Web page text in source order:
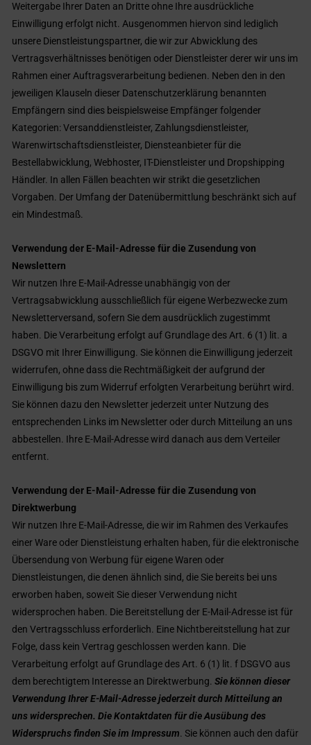
Weitergabe Ihrer Daten an Dritte ohne Ihre ausdrückliche
Einwilligung erfolgt nicht. Ausgenommen hiervon sind lediglich
unsere Dienstleistungspartner, die wir zur Abwicklung des
Vertragsverhältnisses benötigen oder Dienstleister derer wir uns im
Rahmen einer Auftragsverarbeitung bedienen. Neben den in den
jeweiligen Klauseln dieser Datenschutzerklärung benannten
Empfängern sind dies beispielsweise Empfänger folgender
Kategorien: Versanddienstleister, Zahlungsdienstleister,
Warenwirtschaftsdienstleister, Diensteanbieter für die
Bestellabwicklung, Webhoster, IT-Dienstleister und Dropshipping
Händler. In allen Fällen beachten wir strikt die gesetzlichen
Vorgaben. Der Umfang der Datenübermittlung beschränkt sich auf
ein Mindestmaß.
Verwendung der E-Mail-Adresse für die Zusendung von
Newslettern
Wir nutzen Ihre E-Mail-Adresse unabhängig von der
Vertragsabwicklung ausschließlich für eigene Werbezwecke zum
Newsletterversand, sofern Sie dem ausdrücklich zugestimmt
haben. Die Verarbeitung erfolgt auf Grundlage des Art. 6 (1) lit. a
DSGVO mit Ihrer Einwilligung. Sie können die Einwilligung jederzeit
widerrufen, ohne dass die Rechtmäßigkeit der aufgrund der
Einwilligung bis zum Widerruf erfolgten Verarbeitung berührt wird.
Sie können dazu den Newsletter jederzeit unter Nutzung des
entsprechenden Links im Newsletter oder durch Mitteilung an uns
abbestellen. Ihre E-Mail-Adresse wird danach aus dem Verteiler
entfernt.
Verwendung der E-Mail-Adresse für die Zusendung von
Direktwerbung
Wir nutzen Ihre E-Mail-Adresse, die wir im Rahmen des Verkaufes
einer Ware oder Dienstleistung erhalten haben, für die elektronische
Übersendung von Werbung für eigene Waren oder
Dienstleistungen, die denen ähnlich sind, die Sie bereits bei uns
erworben haben, soweit Sie dieser Verwendung nicht
widersprochen haben. Die Bereitstellung der E-Mail-Adresse ist für
den Vertragsschluss erforderlich. Eine Nichtbereitstellung hat zur
Folge, dass kein Vertrag geschlossen werden kann. Die
Verarbeitung erfolgt auf Grundlage des Art. 6 (1) lit. f DSGVO aus
dem berechtigtem Interesse an Direktwerbung.Sie können dieser
Verwendung Ihrer E-Mail-Adresse jederzeit durch Mitteilung an
uns widersprechen. Die Kontaktdaten für die Ausübung des
Widerspruchs finden Sie im Impressum. Sie können auch den dafür